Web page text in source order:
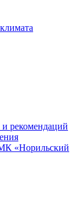
рекомендаций
«Норильский